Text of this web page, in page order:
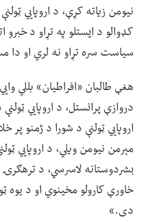
نیومن زیاته کړې، د اروپايي
کډوالو د ایستلو په تړاو د خبرو
سیاست سره تړاو نه لري او دا
هغې طالبان «افراطیان» بللي
دروازې پرانستل، د اروپايي
اروپايي ټولنې د شورا د ژمنو
مېرمن نیومن ویلي، د اروپايي
بشردوستانه لاسرسي، د ترهګرۍ
خاورې کارولو مخینوي او د
دی.»